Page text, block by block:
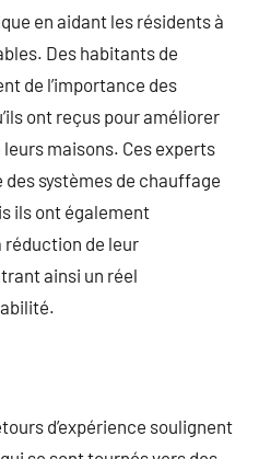
en aidant les résidents à
Des habitants de
de l’importance des
ont reçus pour améliorer
maisons. Ces experts
systèmes de chauffage
ils ont également
réduction de leur
ainsi un réel
d’expérience soulignent